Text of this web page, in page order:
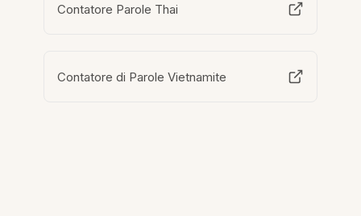
Contatore Parole Thai
Contatore di Parole Vietnamite